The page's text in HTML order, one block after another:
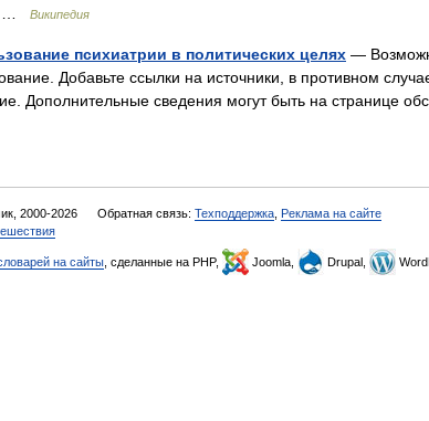
…
Википедия
психиатрии в политических целях —
Добавьте ссылки на источники, в противном
Дополнительные сведения могут быть на странице
2000-2026 Обратная связь: Техподдержка Реклама на сайте
на сайты , сделанные на PHP, Joomla, Drupal,